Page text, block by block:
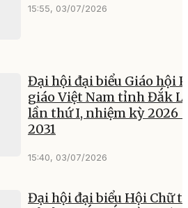
15:55, 03/07/2026
Đại hội đại biểu Giáo hội
giáo Việt Nam tỉnh Đắk
lần thứ I, nhiệm kỳ 2026 -
2031
15:40, 03/07/2026
Đại hội đại biểu Hội Chữ